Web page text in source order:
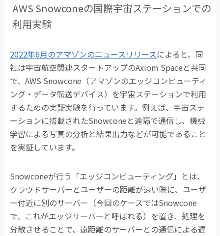
AWS Snowconeの国際宇宙ステーションでの
利用実験
2022年6月のアマゾンのニュースリリースによると、同
社は宇宙航空関連スタートアップのAxiom Spaceと共同
で、AWS Snowcone（アマゾンのエッジコンピューティ
ング・データ転送デバイス）を宇宙ステーションで利用
するための実証実験を行っています。例えば、宇宙ステ
ーションに搭載されたSnowconeと遠隔で通信し、機械
学習による写真の分析と結果出力などが可能であること
を実証しています。
Snowconeが行う「エッジコンピューティング」とは、
クラウドサーバーとユーザーの距離が遠い際に、ユーザ
ー付近に別のサーバー（今回のケースではSnowcone
で、これがエッジサーバーと呼ばれる）を置き、処理を
分散させることで、遠距離のサーバーとの通信による遅